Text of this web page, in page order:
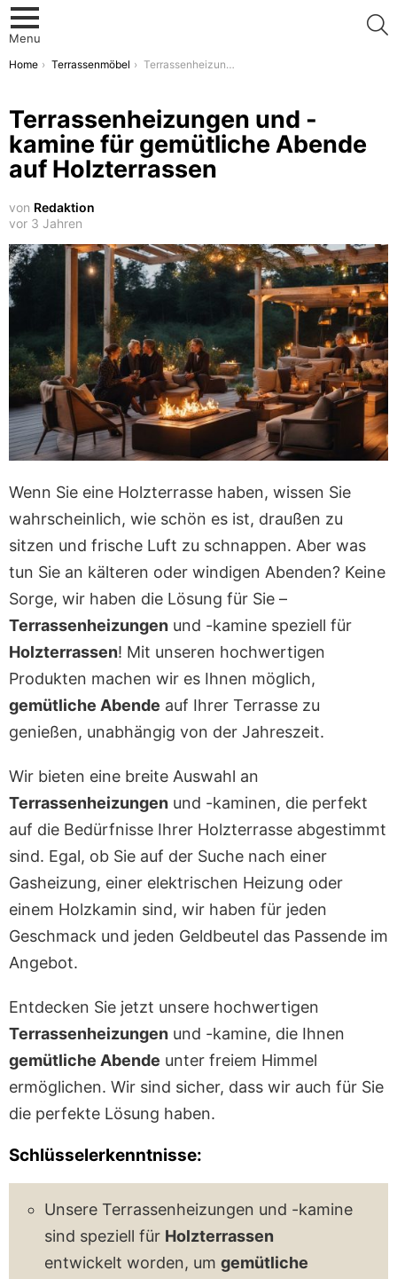
Menu
You are here:
Home Terrassenmöbel Terrassenheizungen und -kamine für gemütliche Abende auf Holzterrassen
Terrassenheizungen und -
kamine für gemütliche Abende
auf Holzterrassen
von Redaktion
vor 3 Jahren
Wenn Sie eine Holzterrasse haben, wissen Sie
wahrscheinlich, wie schön es ist, draußen zu
sitzen und frische Luft zu schnappen. Aber was
tun Sie an kälteren oder windigen Abenden? Keine
Sorge, wir haben die Lösung für Sie –
Terrassenheizungen und -kamine speziell für
Holzterrassen! Mit unseren hochwertigen
Produkten machen wir es Ihnen möglich,
gemütliche Abende auf Ihrer Terrasse zu
genießen, unabhängig von der Jahreszeit.
Wir bieten eine breite Auswahl an
Terrassenheizungen und -kaminen, die perfekt
auf die Bedürfnisse Ihrer Holzterrasse abgestimmt
sind. Egal, ob Sie auf der Suche nach einer
Gasheizung, einer elektrischen Heizung oder
einem Holzkamin sind, wir haben für jeden
Geschmack und jeden Geldbeutel das Passende im
Angebot.
Entdecken Sie jetzt unsere hochwertigen
Terrassenheizungen und -kamine, die Ihnen
gemütliche Abende unter freiem Himmel
ermöglichen. Wir sind sicher, dass wir auch für Sie
die perfekte Lösung haben.
Schlüsselerkenntnisse:
Unsere Terrassenheizungen und -kamine
sind speziell für Holzterrassen
entwickelt worden, um gemütliche